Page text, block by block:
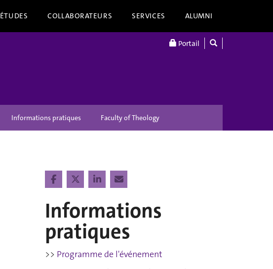
ÉTUDES COLLABORATEURS SERVICES ALUMNI
Portail
Informations pratiques Faculty of Theology
Informations
pratiques
>> Programme de l'événement